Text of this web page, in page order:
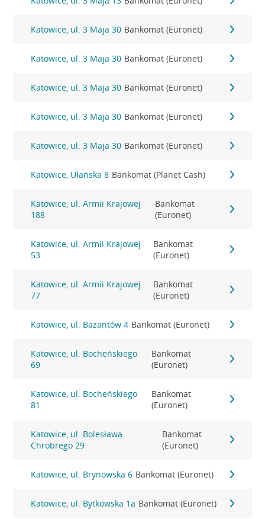
Katowice, ul. 3 Maja 30 Bankomat (Euronet)
Katowice, ul. 3 Maja 30 Bankomat (Euronet)
Katowice, ul. 3 Maja 30 Bankomat (Euronet)
Katowice, ul. 3 Maja 30 Bankomat (Euronet)
Katowice, ul. 3 Maja 30 Bankomat (Euronet)
Katowice, Ułańska 8 Bankomat (Planet Cash)
Katowice, ul. Armii Krajowej
188
Bankomat
(Euronet)
Katowice, ul. Armii Krajowej
53
Bankomat
(Euronet)
Katowice, ul. Armii Krajowej
77
Bankomat
(Euronet)
Katowice, ul. Bażantów 4 Bankomat (Euronet)
Katowice, ul. Bocheńskiego
69
Bankomat
(Euronet)
Katowice, ul. Bocheńskiego
81
Bankomat
(Euronet)
Katowice, ul. Bolesława
Chrobrego 29
Bankomat
(Euronet)
Katowice, ul. Brynowska 6 Bankomat (Euronet)
Katowice, ul. Bytkowska 1a Bankomat (Euronet)